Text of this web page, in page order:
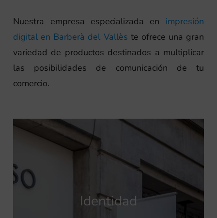
Nuestra empresa especializada en impresión
digital en Barberà del Vallès te ofrece una gran
variedad de productos destinados a multiplicar
las posibilidades de comunicación de tu
comercio.
Identidad